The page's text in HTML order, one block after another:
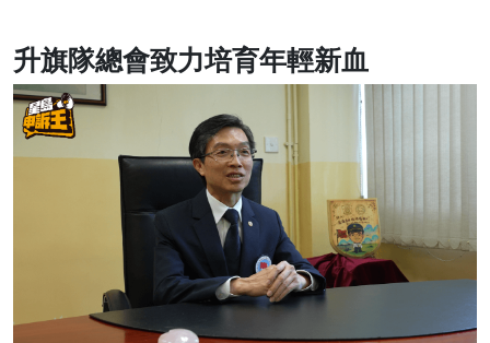
升旗隊總會致力培育年輕新血